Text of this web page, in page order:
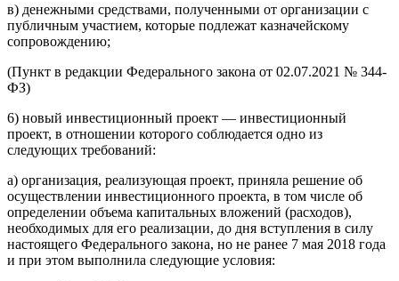
в) денежными средствами, полученными от организации с
публичным участием, которые подлежат казначейскому
сопровождению;
(Пункт в редакции Федерального закона от 02.07.2021 № 344-
ФЗ)
6) новый инвестиционный проект — инвестиционный
проект, в отношении которого соблюдается одно из
следующих требований:
а) организация, реализующая проект, приняла решение об
осуществлении инвестиционного проекта, в том числе об
определении объема капитальных вложений (расходов),
необходимых для его реализации, до дня вступления в силу
настоящего Федерального закона, но не ранее 7 мая 2018 года
и при этом выполнила следующие условия: